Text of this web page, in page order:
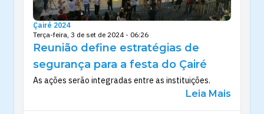
Çairé 2024
Terça-feira, 3 de set de 2024 - 06:26
Reunião define estratégias de
segurança para a festa do Çairé
As ações serão integradas entre as instituições.
Leia Mais